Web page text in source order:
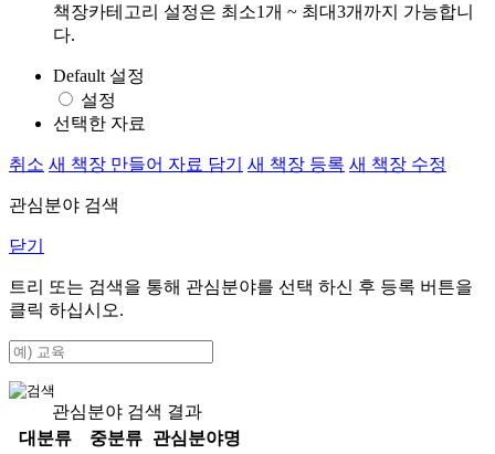
책장카테고리 설정은 최소1개 ~ 최대3개까지 가능합니
다.
Default 설정
설정
선택한 자료
취소 새 책장 만들어 자료 담기 새 책장 등록 새 책장 수정
관심분야 검색
닫기
트리 또는 검색을 통해 관심분야를 선택 하신 후 등록 버튼을
클릭 하십시오.
관심분야 검색 결과
대분류
중분류
관심분야명